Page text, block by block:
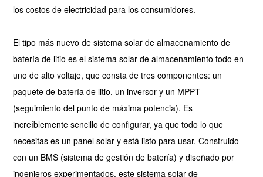
los costos de electricidad para los consumidores.
El tipo más nuevo de sistema solar de almacenamiento de
batería de litio es el sistema solar de almacenamiento todo en
uno de alto voltaje, que consta de tres componentes: un
paquete de batería de litio, un inversor y un MPPT
(seguimiento del punto de máxima potencia). Es
increíblemente sencillo de configurar, ya que todo lo que
necesitas es un panel solar y está listo para usar. Construido
con un BMS (sistema de gestión de batería) y diseñado por
ingenieros experimentados, este sistema solar de